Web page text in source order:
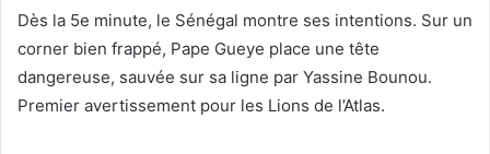
Dès la 5e minute, le Sénégal montre ses intentions. Sur un
corner bien frappé, Pape Gueye place une tête
dangereuse, sauvée sur sa ligne par Yassine Bounou.
Premier avertissement pour les Lions de l’Atlas.